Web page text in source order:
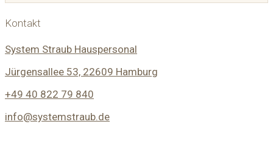
Kontakt
System Straub Hauspersonal
Jürgensallee 53, 22609 Hamburg
+49 40 822 79 840
info@systemstraub.de